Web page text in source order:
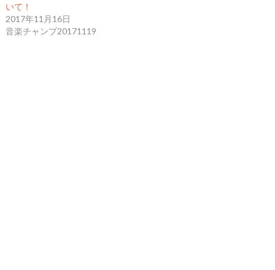
いて！
2017年11月16日
音楽チャンプ20171119